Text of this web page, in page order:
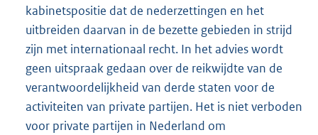
kabinetspositie dat de nederzettingen en het
uitbreiden daarvan in de bezette gebieden in strijd
zijn met internationaal recht. In het advies wordt
geen uitspraak gedaan over de reikwijdte van de
verantwoordelijkheid van derde staten voor de
activiteiten van private partijen. Het is niet verboden
voor private partijen in Nederland om